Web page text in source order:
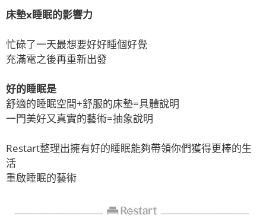
床墊x睡眠的影響力
忙碌了一天最想要好好睡個好覺
充滿電之後再重新出發
好的睡眠是
舒適的睡眠空間+舒服的床墊=具體說明
一門美好又真實的藝術=抽象說明
Restart整理出擁有好的睡眠能夠帶領你們獲得更棒的生
活
重啟睡眠的藝術